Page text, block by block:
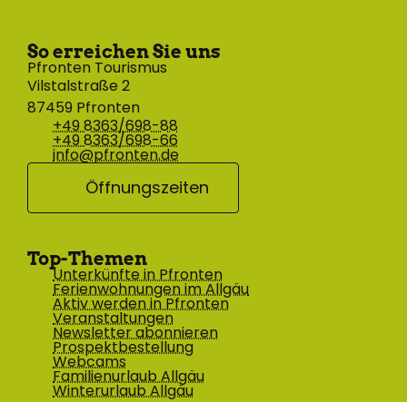
So erreichen Sie uns
Pfronten Tourismus
Vilstalstraße 2
87459 Pfronten
+49 8363/698-88
+49 8363/698-66
info@pfronten.de
Öffnungszeiten
Top-Themen
Unterkünfte in Pfronten
Ferienwohnungen im Allgäu
Aktiv werden in Pfronten
Veranstaltungen
Newsletter abonnieren
Prospektbestellung
Webcams
Familienurlaub Allgäu
Winterurlaub Allgäu